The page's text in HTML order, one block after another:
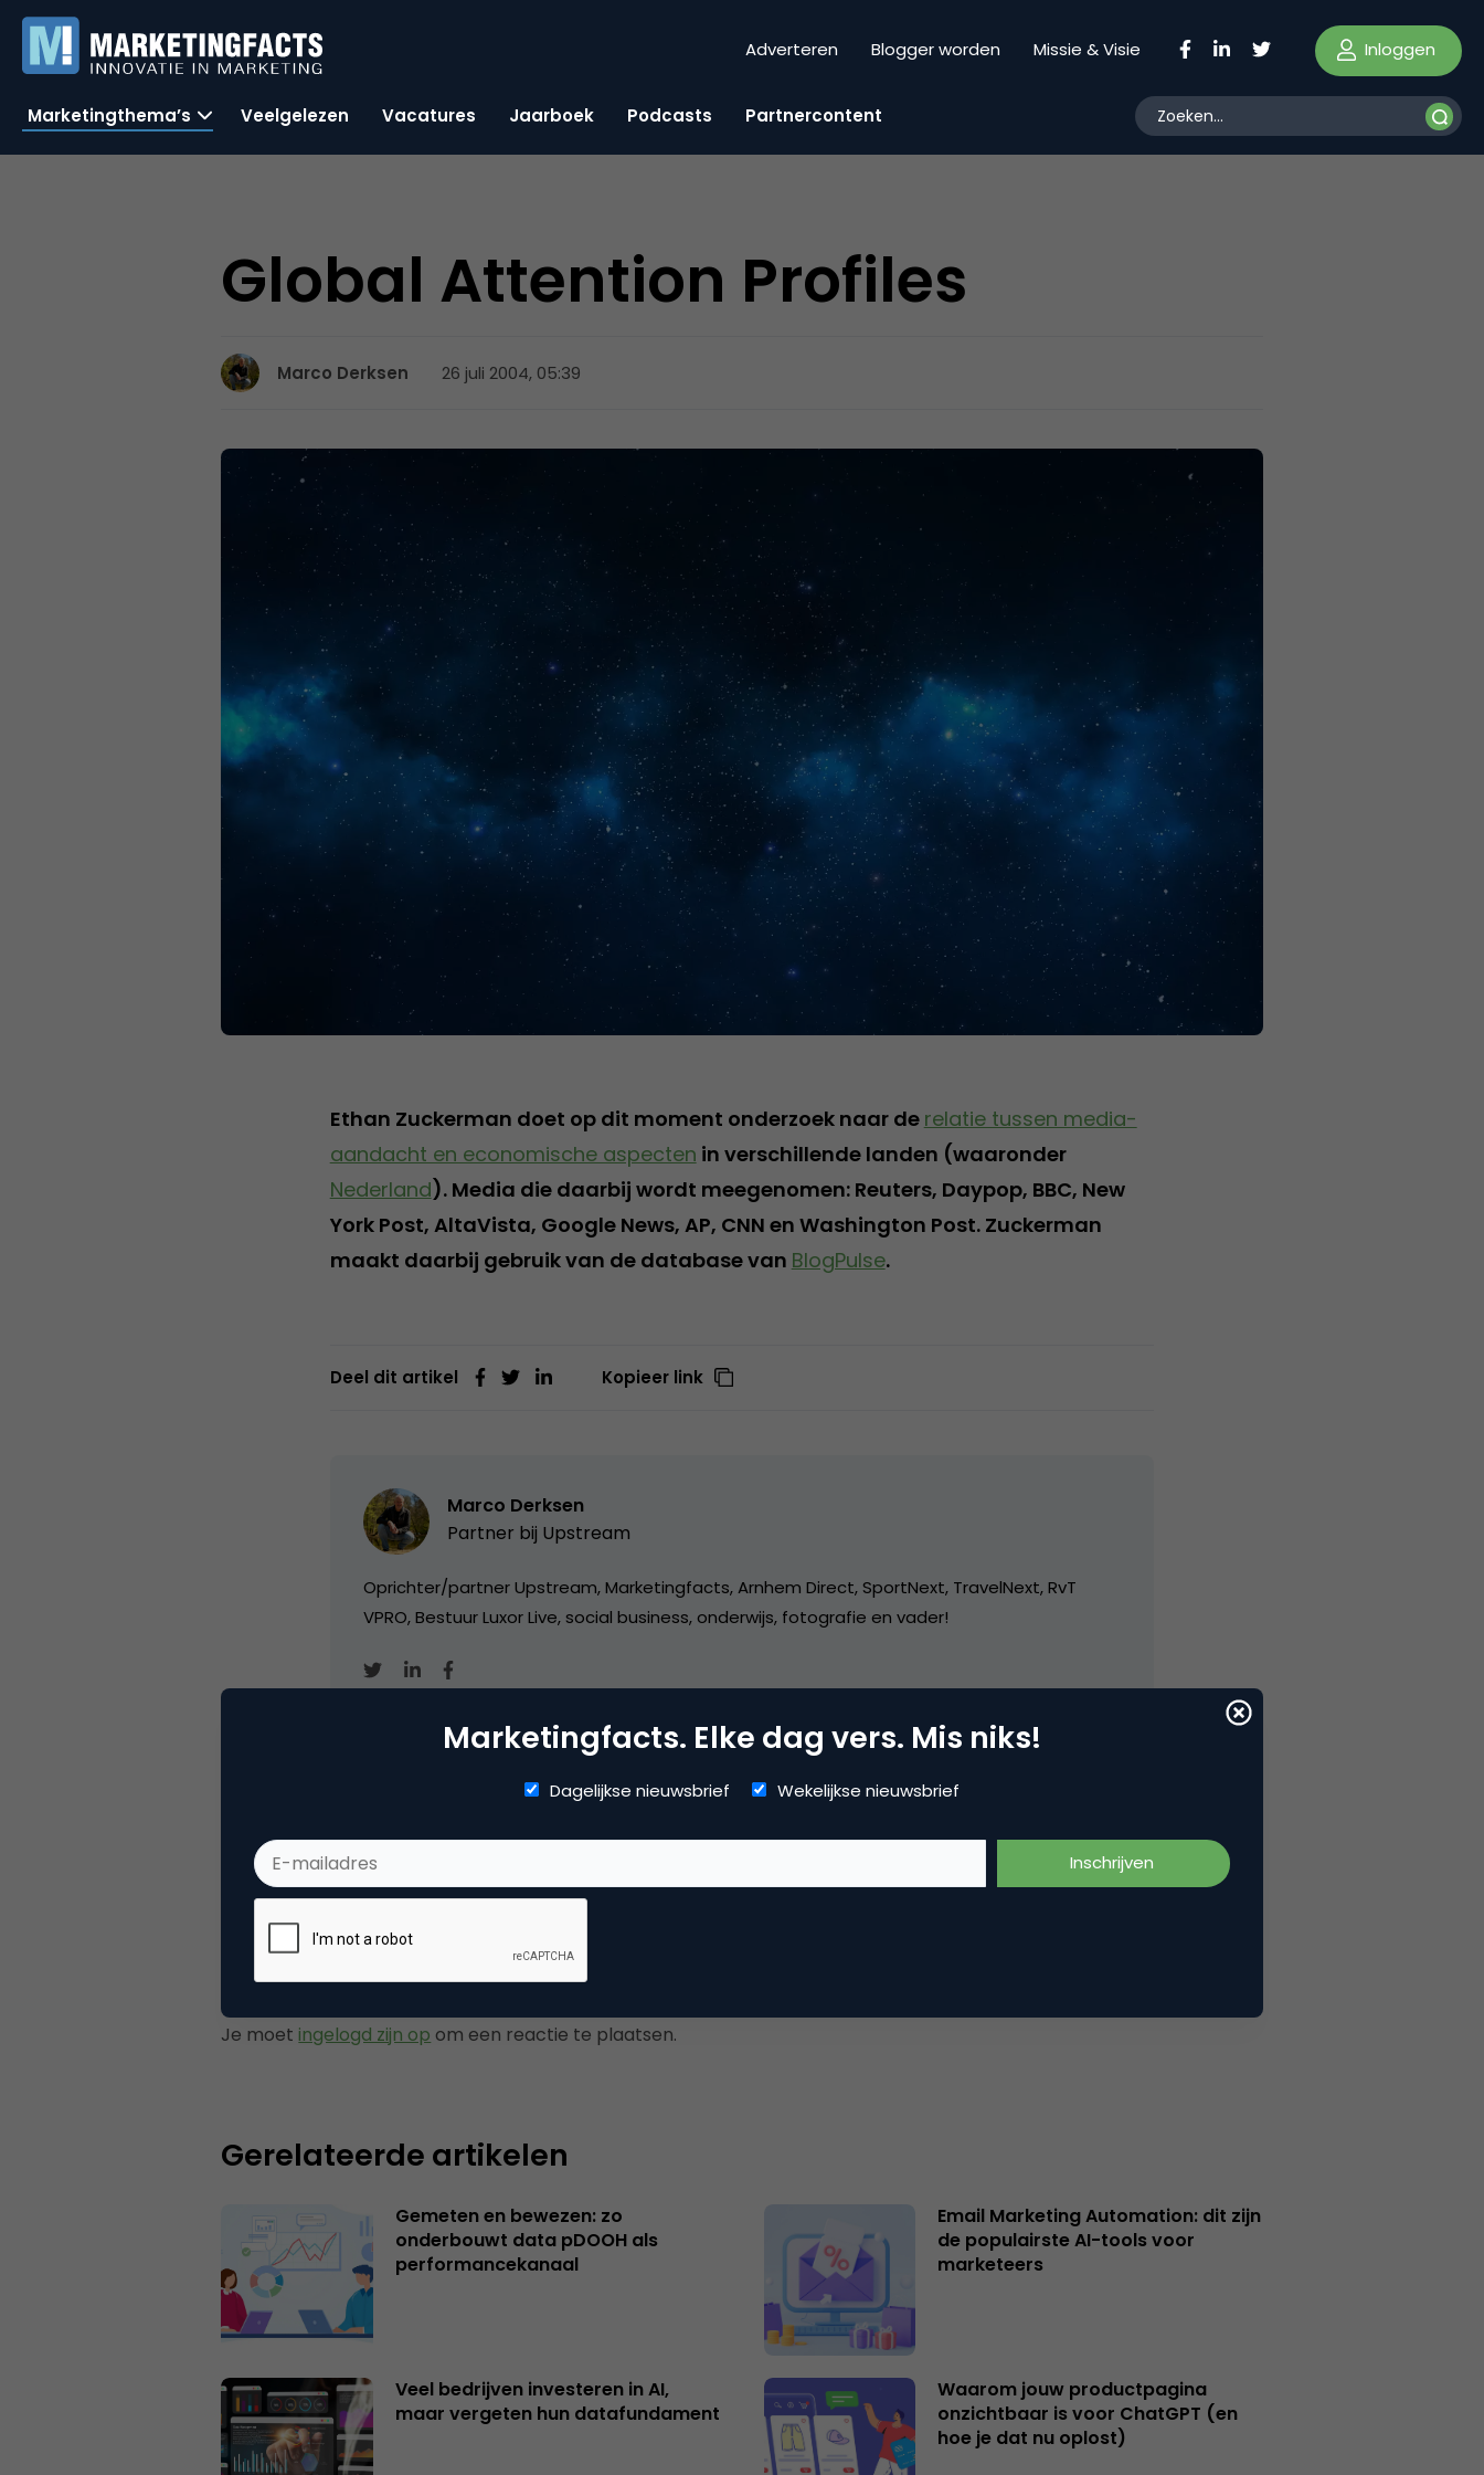
Adverteren Blogger worden Missie & Visie Inloggen
Marketingthema’s Veelgelezen Vacatures Jaarboek Podcasts Partnercontent
Global Attention Profiles
Marco Derksen 26 juli 2004, 05:39
Ethan Zuckerman doet op dit moment onderzoek naar de relatie tussen media-
aandacht en economische aspecten in verschillende landen (waaronder
Nederland). Media die daarbij wordt meegenomen: Reuters, Daypop, BBC, New
York Post, AltaVista, Google News, AP, CNN en Washington Post. Zuckerman
maakt daarbij gebruik van de database van BlogPulse.
Deel dit artikel Kopieer link
Marco Derksen
Partner bij Upstream
Oprichter/partner Upstream, Marketingfacts, Arnhem Direct, SportNext, TravelNext, RvT
VPRO, Bestuur Luxor Live, social business, onderwijs, fotografie en vader!
Data Analytics
Tags
Plaats reactie
Je moet ingelogd zijn op om een reactie te plaatsen.
Gerelateerde artikelen
Gemeten en bewezen: zo
onderbouwt data pDOOH als
performancekanaal
Email Marketing Automation: dit zijn
de populairste AI-tools voor
marketeers
Veel bedrijven investeren in AI,
maar vergeten hun datafundament
Waarom jouw productpagina
onzichtbaar is voor ChatGPT (en
hoe je dat nu oplost)
Marketingfacts. Elke dag vers. Mis niks!
Dagelijkse nieuwsbrief Wekelijkse nieuwsbrief